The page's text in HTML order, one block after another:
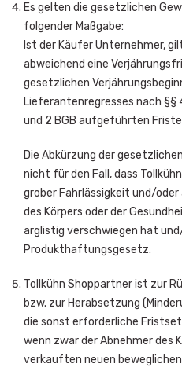
Es gelten die gesetzlichen
folgender Maßgabe:
Ist der Käufer Unternehmer,
abweichend eine
gesetzlichen
Lieferantenregresses nach §§
und 2 BGB aufgeführten
Die Abkürzung der
nicht für den Fall, dass
grober Fahrlässigkeit und/oder
des Körpers oder der
arglistig verschwiegen hat
Produkthaftungsgesetz.
Tollkühn Shoppartner ist zur
bzw. zur Herabsetzung
die sonst erforderliche
wenn zwar der Abnehmer des
verkauften neuen